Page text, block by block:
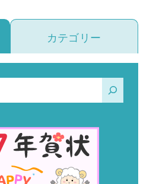
カテゴリー